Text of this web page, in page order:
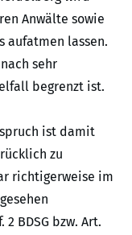
Anwälte sowie
aufatmen lassen.
sehr
begrenzt ist.
ist damit
zu
richtigerweise im
BDSG bzw. Art.